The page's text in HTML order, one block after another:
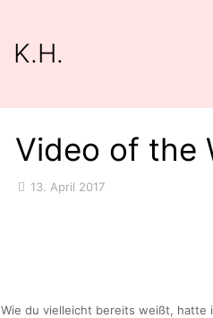
K.H.
Video of the
13. April 2017
Wie du vielleicht bereits weißt, hatte